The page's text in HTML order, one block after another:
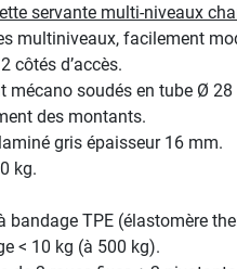
servante multi-niveaux
multiniveaux, facilement
côtés d’accès.
mécano soudés en tube Ø
des montants.
gris épaisseur 16 mm.
kg.
bandage TPE (élastomère
< 10 kg (à 500 kg).